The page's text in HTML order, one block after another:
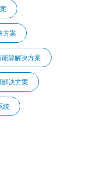
方案
能源解决方案
决方案
统